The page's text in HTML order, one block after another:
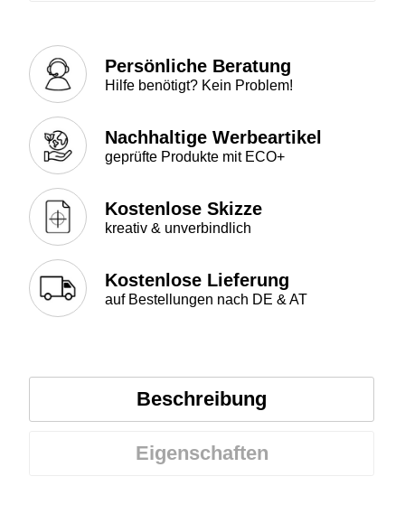
Persönliche Beratung
Hilfe benötigt? Kein Problem!
Nachhaltige Werbeartikel
geprüfte Produkte mit ECO+
Kostenlose Skizze
kreativ & unverbindlich
Kostenlose Lieferung
auf Bestellungen nach DE & AT
Beschreibung
Eigenschaften